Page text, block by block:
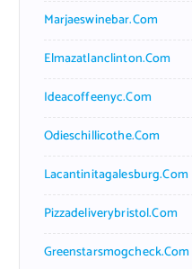
Marjaeswinebar.com
Elmazatlanclinton.com
Ideacoffeenyc.com
Odieschillicothe.com
Lacantinitagalesburg.com
Pizzadeliverybristol.com
Greenstarsmogcheck.com